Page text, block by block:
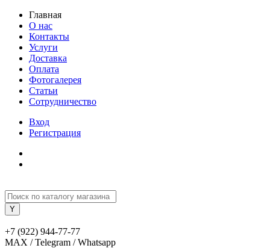
Главная
О нас
Контакты
Услуги
Доставка
Оплата
Фотогалерея
Статьи
Сотрудничество
Вход
Регистрация
+7 (922) 944-77-77
MAX / Telegram / Whatsapp